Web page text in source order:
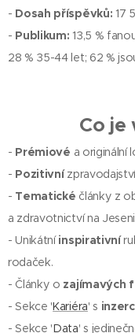
- Dosah příspěvků: 17
- Publikum: 13,5 %
28 % 35-44 let; 62 %
Co je
- Prémiové a originální
- Pozitivní
- Tematické články z
a zdravotnictví na
- Unikátníinspirativní
rodaček.
- Články o zajímavých
- Sekce 'Kariéra' s
- Sekce 'Data' s